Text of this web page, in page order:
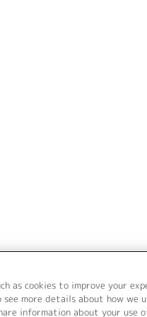
as cookies to improve your
see more details about how we
information about your